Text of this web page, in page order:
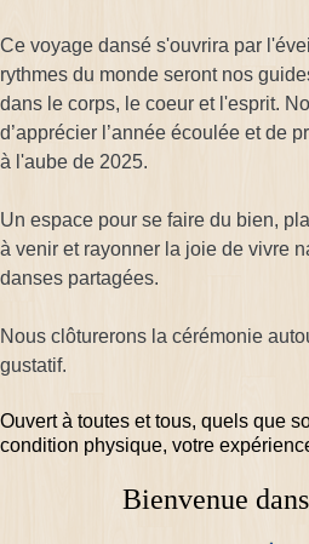
Ce voyage dansé s'ouvrira par
rythmes du monde seront nos
dans le corps, le coeur et l'esprit.
d’apprécier l’année écoulée et de
à l'aube de 2025.
Un espace pour se faire du bien,
à venir et rayonner la joie de vivre
danses partagées.
Nous clôturerons la cérémonie
gustatif.
Ouvert à toutes et tous, quels que
condition physique, votre
Bienvenue